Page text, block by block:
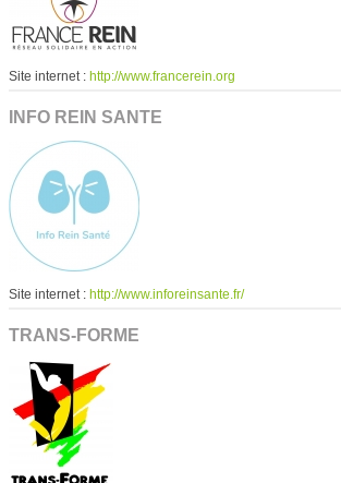
Site internet : http://www.francerein.org
INFO REIN SANTE
Site internet : http://www.inforeinsante.fr/
TRANS-FORME